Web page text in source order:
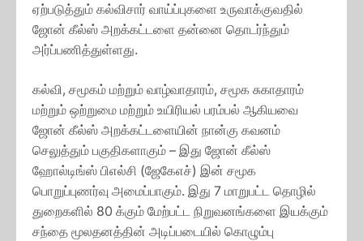
ஏற்படுத்தும் கல்விசார் வாய்ப்புகளை உருவாக்குவதில்
ஜோன் கீல்ஸ் அறக்கட்டளை தன்னை தொடர்ந்தும்
அர்ப்பணித்துள்ளது.
கல்வி, சமூகம் மற்றும் வாழ்வாதாரம், சமூக சுகாதாரம்
மற்றும் ஒற்றுமை மற்றும் உயிரியல் பரம்பல் ஆகியவை
ஜோன் கீல்ஸ் அறக்கட்டளையின் நான்கு கவனம்
செலுத்தும் பகுதிகளாகும் – இது ஜோன் கீல்ஸ்
ஹோல்டிங்ஸ் பிஎல்சி (ஜேகேஎச்) இன் சமூக
பொறுப்புணர்வு அமைப்பாகும். இது 7 மாறுபட்ட தொழில்
துறைகளில் 80 க்கும் மேற்பட்ட நிறுவனங்களை இயக்கும்
சந்தை மூலதனத்தின் அடிப்படையில் கொழும்பு